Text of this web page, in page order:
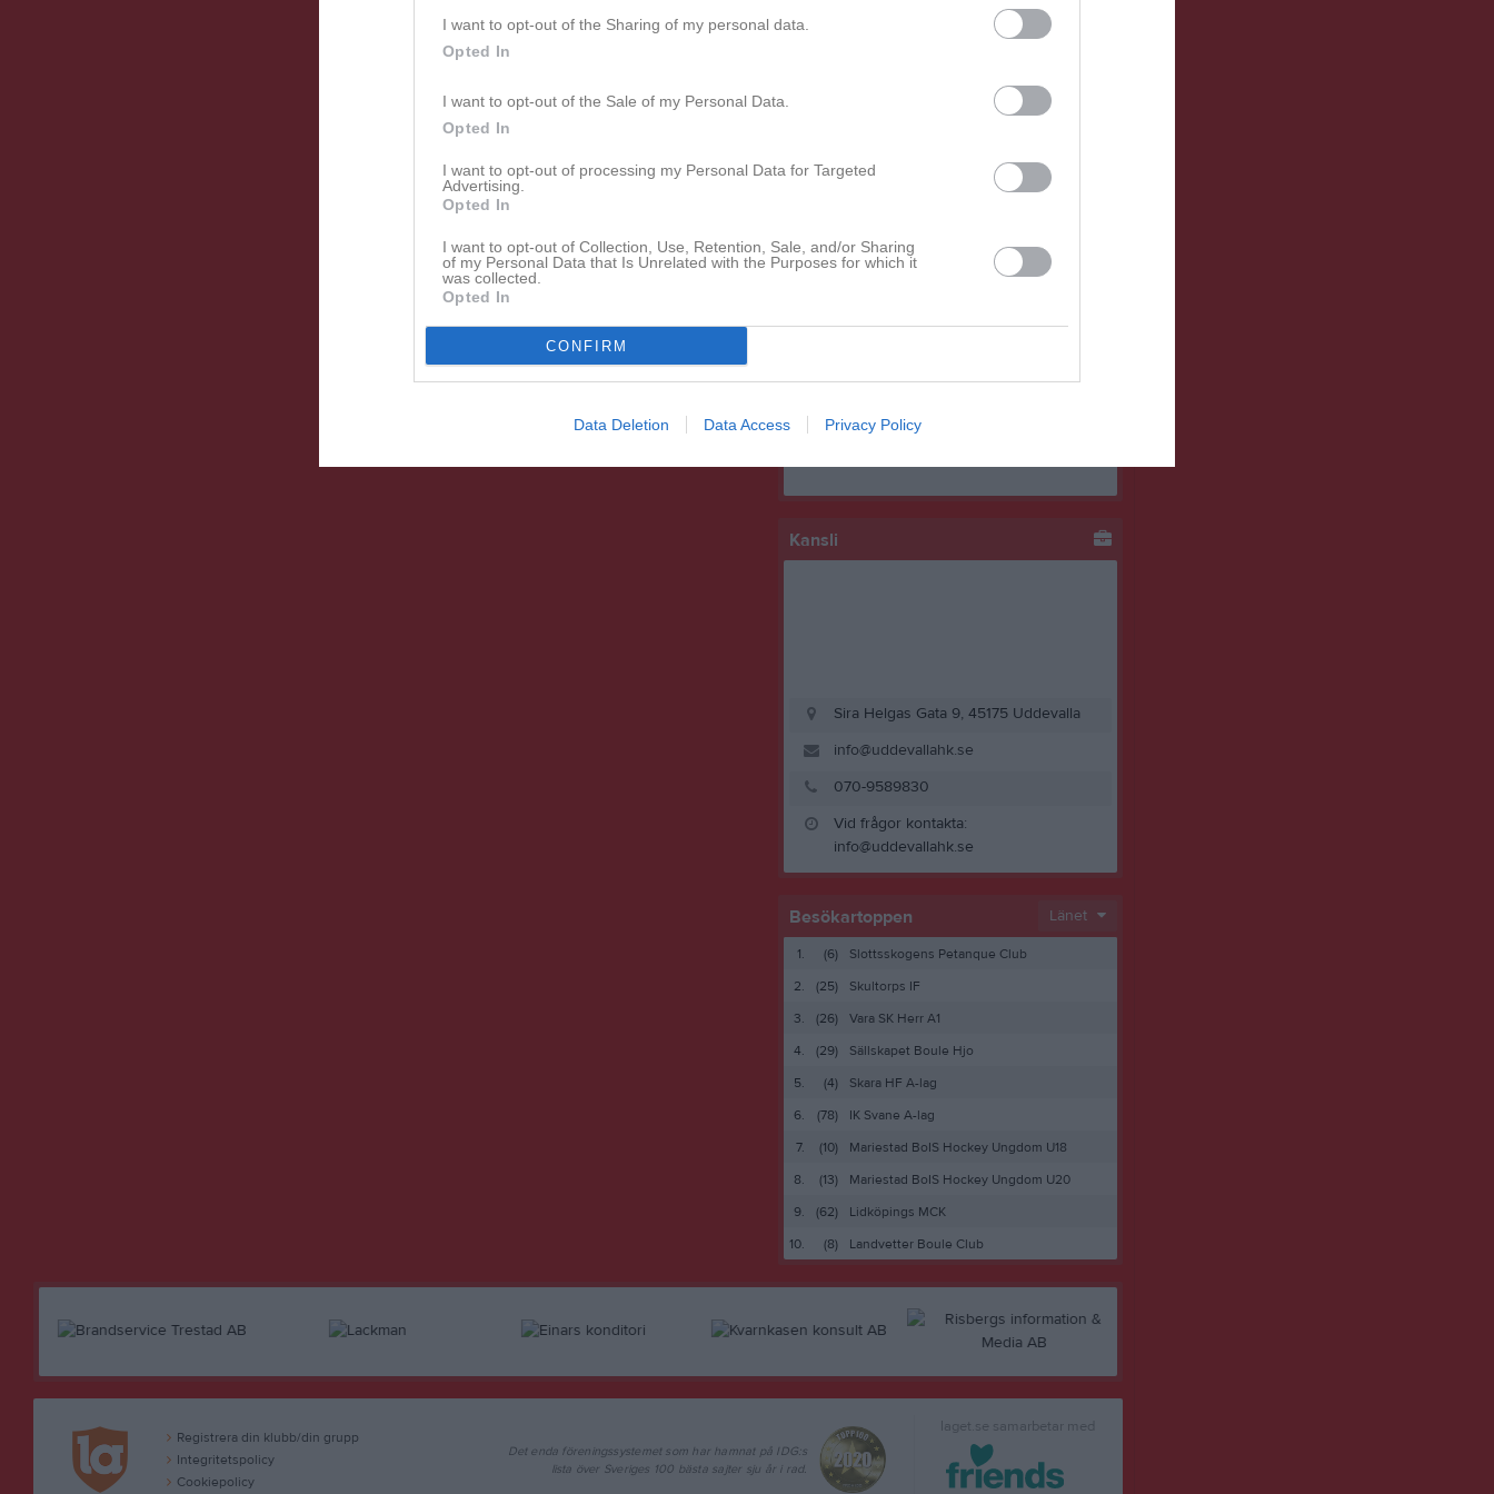
I want to opt-out of the Sharing of my personal data.
Opted In
I want to opt-out of the Sale of my Personal Data.
Opted In
I want to opt-out of processing my Personal Data for Targeted
Advertising.
Opted In
I want to opt-out of Collection, Use, Retention, Sale, and/or Sharing
of my Personal Data that Is Unrelated with the Purposes for which it
was collected.
Opted In
CONFIRM
Data Deletion Data Access Privacy Policy
Twitter @Uddevallahk
Kansli
Sira Helgas Gata 9, 45175 Uddevalla
info@uddevallahk.se
070-9589830
Vid frågor kontakta:
info@uddevallahk.se
Besökartoppen Länet
1. (6)
Slottsskogens Petanque Club
2.
(25)
Skultorps IF
3.
(26)
Vara SK Herr A1
4.
(29)
Sällskapet Boule Hjo
5.
(4)
Skara HF A-lag
6.
(78)
IK Svane A-lag
7.
(10)
Mariestad BoIS Hockey Ungdom U18
8.
(13)
Mariestad BoIS Hockey Ungdom U20
9.
(62)
Lidköpings MCK
10.
(8) Landvetter Boule Club
Registrera din klubb/din grupp
Integritetspolicy
Cookiepolicy
laget.se samarbetar med
Det enda föreningssystemet som har hamnat på IDG:s
lista över Sveriges 100 bästa sajter sju år i rad.